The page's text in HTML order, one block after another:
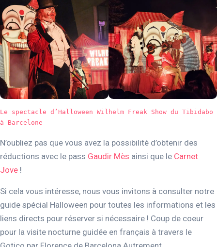
Le spectacle d’Halloween Wilhelm Freak Show du Tibidabo
à Barcelone
N’oubliez pas que vous avez la possibilité d’obtenir des
réductions avec le pass Gaudir Mès ainsi que le Carnet
Jove !
Si cela vous intéresse, nous vous invitons à consulter notre
guide spécial Halloween pour toutes les informations et les
liens directs pour réserver si nécessaire ! Coup de coeur
pour la visite nocturne guidée en français à travers le